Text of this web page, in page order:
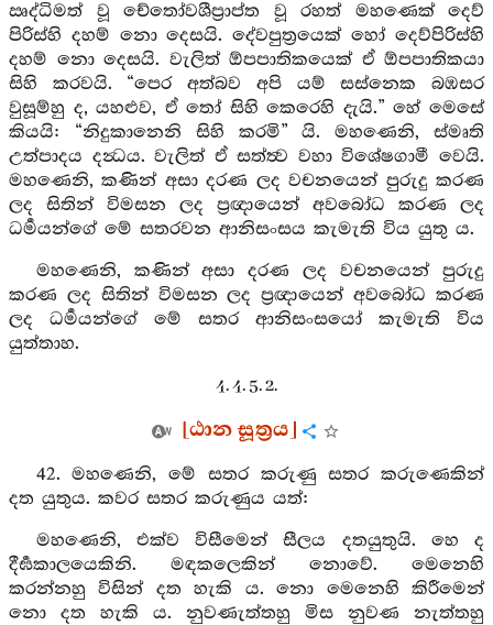
ඍද්ධිමත් වූ චේතෝවශීප්‍රාප්ත වූ රහත් මහණෙක් දෙව්
පිරිස්හි දහම් නො දෙසයි. දේවපුත්‍රයෙක් හෝ දෙව්පිරිස්හි
දහම් නො දෙසයි. වැලිත් ඕපපාතිකයෙක් ඒ ඕපපාතිකයා
සිහි කරවයි. “පෙර අත්බව අපි යම් සස්නෙක බඹසර
වුසූම්හු ද, යහළුව, ඒ තෝ සිහි කෙරෙහි දැයි.” හේ මෙසේ
කියයි: “නිදුකානෙනි සිහි කරමි” යි. මහණෙනි, ස්මෘති
උත්පාදය දන්‍ධය. වැලිත් ඒ සත්ත්‍ව වහා විශේෂගාමී වෙයි.
මහණෙනි, කණින් අසා දරණ ලද වචනයෙන් පුරුදු කරණ
ලද සිතින් විමසන ලද ප්‍රඥායෙන් අවබෝධ කරණ ලද
ධර්‍මයන්ගේ මේ සතරවන ආනිසංසය කැමැති විය යුතු ය.
මහණෙනි, කණින් අසා දරණ ලද වචනයෙන් පුරුදු
කරණ ලද සිතින් විමසන ලද ප්‍රඥායෙන් අවබෝධ කරණ
ලද ධර්‍මයන්ගේ මේ සතර ආනිසංසයෝ කැමැති විය
යුත්තාහ.
4. 4. 5. 2.
[ඨාන සූත්‍රය]
42. මහණෙනි, මේ සතර කරුණු සතර කරුණෙකින්
දත යුතුය. කවර සතර කරුණුය යත්:
මහණෙනි, එක්ව විසීමෙන් සීලය දතයුතුයි. හෙ ද
දීර්‍ඝකාලයෙකිනි. මඳකලෙකින් නොවේ. මෙනෙහි
කරන්නහු විසින් දත හැකි ය. නො මෙනෙහි කිරීමෙන්
නො දත හැකි ය. නුවණැත්තහු මිස නුවණ නැත්තහු